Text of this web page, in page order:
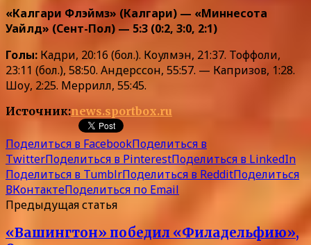
«Калгари Флэймз» (Калгари) — «Миннесота
Уайлд» (Сент-Пол) — 5:3 (0:2, 3:0, 2:1)
Голы: Кадри, 20:16 (бол.). Коулмэн, 21:37. Тоффоли,
23:11 (бол.), 58:50. Андерссон, 55:57. — Капризов, 1:28.
Шоу, 2:25. Меррилл, 55:45.
Источник:news.sportbox.ru
Поделиться в FacebookПоделиться в
TwitterПоделиться в PinterestПоделиться в LinkedIn
Поделиться в TumblrПоделиться в RedditПоделиться
ВКонтактеПоделиться по Email
Предыдущая статья
«Вашингтон» победил «Филадельфию»,